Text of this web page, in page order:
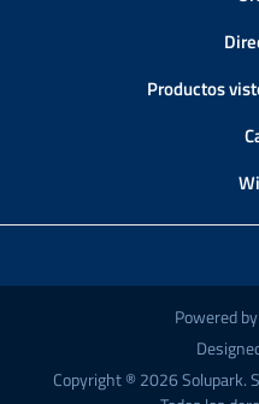
Productos
Powered by
Copyright ® 2026 Solupark.